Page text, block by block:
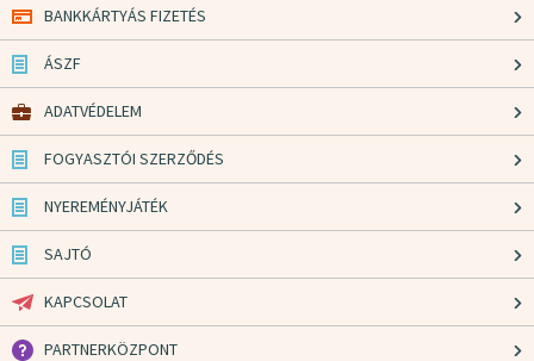
BANKKÁRTYÁS FIZETÉS
ÁSZF
ADATVÉDELEM
FOGYASZTÓI SZERZŐDÉS
NYEREMÉNYJÁTÉK
SAJTÓ
KAPCSOLAT
PARTNERKÖZPONT